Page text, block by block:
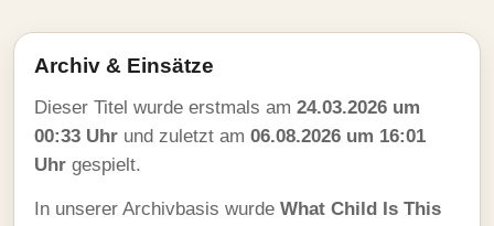
Archiv & Einsätze
Dieser Titel wurde erstmals am 24.03.2026 um
00:33 Uhr und zuletzt am 06.08.2026 um 16:01
Uhr gespielt.
In unserer Archivbasis wurde What Child Is This